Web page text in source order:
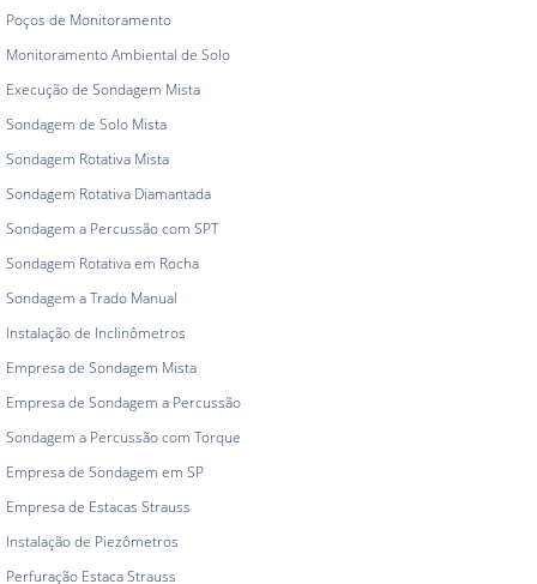
Poços de Monitoramento
Monitoramento Ambiental de Solo
Execução de Sondagem Mista
Sondagem de Solo Mista
Sondagem Rotativa Mista
Sondagem Rotativa Diamantada
Sondagem a Percussão com SPT
Sondagem Rotativa em Rocha
Sondagem a Trado Manual
Instalação de Inclinômetros
Empresa de Sondagem Mista
Empresa de Sondagem a Percussão
Sondagem a Percussão com Torque
Empresa de Sondagem em SP
Empresa de Estacas Strauss
Instalação de Piezômetros
Perfuração Estaca Strauss